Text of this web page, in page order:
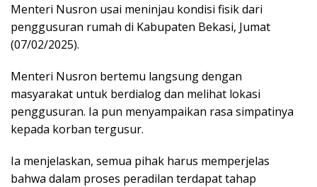
Menteri Nusron usai meninjau kondisi fisik dari
penggusuran rumah di Kabupaten Bekasi, Jumat
(07/02/2025).
Menteri Nusron bertemu langsung dengan
masyarakat untuk berdialog dan melihat lokasi
penggusuran. Ia pun menyampaikan rasa simpatinya
kepada korban tergusur.
Ia menjelaskan, semua pihak harus memperjelas
bahwa dalam proses peradilan terdapat tahap